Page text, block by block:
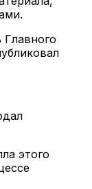
этого